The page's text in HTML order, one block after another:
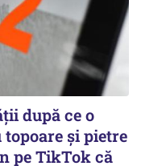
după ce o
și pietre
pe TikTok că